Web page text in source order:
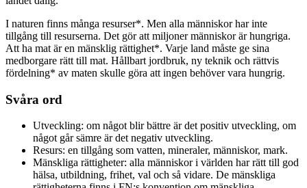
I naturen finns många resurser*. Men alla människor har inte
tillgång till resurserna. Det gör att miljoner människor är hungriga.
Att ha mat är en mänsklig rättighet*. Varje land måste ge sina
medborgare rätt till mat. Hållbart jordbruk, ny teknik och rättvis
fördelning* av maten skulle göra att ingen behöver vara hungrig.
Svåra ord
Utveckling: om något blir bättre är det positiv utveckling, om
något går sämre är det negativ utveckling.
Resurs: en tillgång som vatten, mineraler, människor, mark.
Mänskliga rättigheter: alla människor i världen har rätt till god
hälsa, utbildning, frihet, val och så vidare. De mänskliga